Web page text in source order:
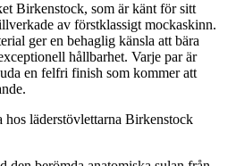
Birkenstock, som är känt för sitt
av förstklassigt mockaskinn.
ger en behaglig känsla att bära
hållbarhet. Varje par är
en felfri finish som kommer att
hos läderstövlettarna Birkenstock